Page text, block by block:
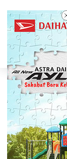
Spesifikasi